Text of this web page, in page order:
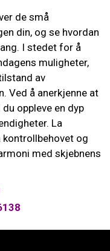
de små
din, og se hvordan
I stedet for å
muligheter,
av
Ved å anerkjenne at
oppleve en dyp
La
kontrollbehovet og
med skjebnens